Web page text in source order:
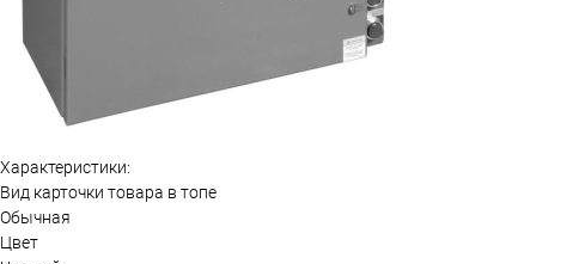
Характеристики:
Вид карточки товара в топе
Обычная
Цвет